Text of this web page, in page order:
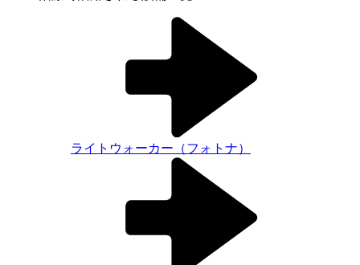
ライトウォーカー（フォトナ）